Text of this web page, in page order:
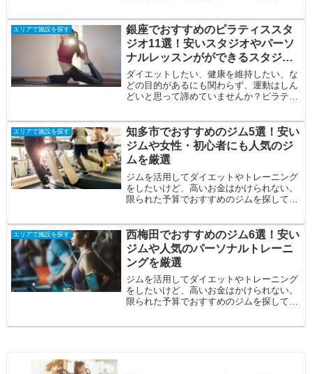
エリアで施設を探す
銀座でおすすめのピラティススタ
ジオ11選！安いスタジオやパーソ
ナルレッスンがができるスタジオ
を厳選
ダイエットしたい、健康を維持したい、な
どの目的があるにも関わらず、運動はしん
どいと思って諦めていませんか？ピラティ
ジム通い...
エリアで施設を探す
知多市でおすすめのジム5選！安い
ジムや女性・初心者にも人気のジ
ムを厳選
ジムを活用してダイエットやトレーニング
をしたいけど、高いお金はかけられない。
限られた予算でおすすめのジムを探してい
エリアで施設を探す
西梅田でおすすめのジム6選！安い
ジムや人気のパーソナルトレーニ
ングを厳選
ジムを活用してダイエットやトレーニング
をしたいけど、高いお金はかけられない。
限られた予算でおすすめのジムを探してい
のジムを...